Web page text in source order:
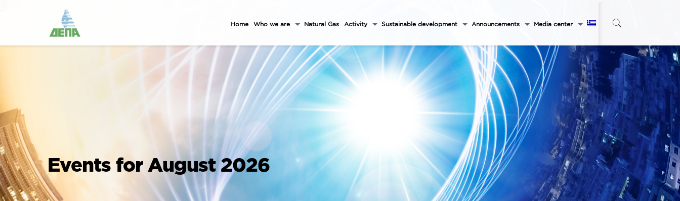
Home Who we are Natural Gas Activity Sustainable development Announcements Media center
Events for August 2026